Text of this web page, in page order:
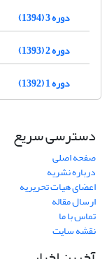
دوره 3 (1394)
دوره 2 (1393)
دوره 1 (1392)
دسترسی سریع
صفحه اصلی
درباره نشریه
اعضای هیات تحریریه
ارسال مقاله
تماس با ما
نقشه سایت